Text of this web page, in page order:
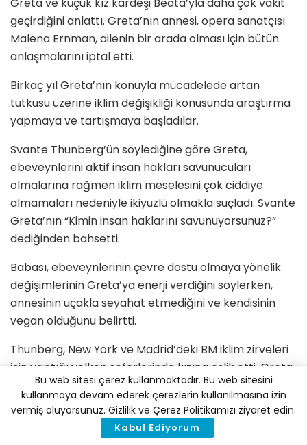
geçirdiğini anlattı. Greta’nın annesi, opera sanatçısı
Malena Ernman, ailenin bir arada olması için bütün
anlaşmalarını iptal etti.
Birkaç yıl Greta’nın konuyla mücadelede artan
tutkusu üzerine iklim değişikliği konusunda araştırma
yapmaya ve tartışmaya başladılar.
Svante Thunberg’ün söylediğine göre Greta,
ebeveynlerini aktif insan hakları savunucuları
olmalarına rağmen iklim meselesini çok ciddiye
almamaları nedeniyle ikiyüzlü olmakla suçladı. Svante
Greta’nın “Kimin insan haklarını savunuyorsunuz?”
dediğinden bahsetti.
Babası, ebeveynlerinin çevre dostu olmaya yönelik
değişimlerinin Greta’ya enerji verdiğini söylerken,
annesinin uçakla seyahat etmediğini ve kendisinin
vegan olduğunu belirtti.
Thunberg, New York ve Madrid’deki BM iklim zirveleri
için yaptığı yelken seferlerinde kızına eşlik etti. Greta
çevresel etkilerden dolayı uçakla seyahat etmeyi
reddediyor.
Thunberg “Doğru olduğunu bildiğim şeyleri yaptım,
Bu web sitesi çerez kullanmaktadır. Bu web sitesini
kullanmaya devam ederek çerezlerin kullanılmasına izin
vermiş oluyorsunuz. Gizlilik ve Çerez Politikamızı ziyaret edin.
Kabul Ediyorum